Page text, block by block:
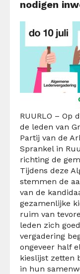
nodigen
RUURLO – Op
de leden van
Partij van de
Sprankel in
richting de
Tijdens deze
stemmen de
van de
gezamenlijke
ruim van
leden zich
vergadering
ongeveer half
kieslijst zetten
in hun